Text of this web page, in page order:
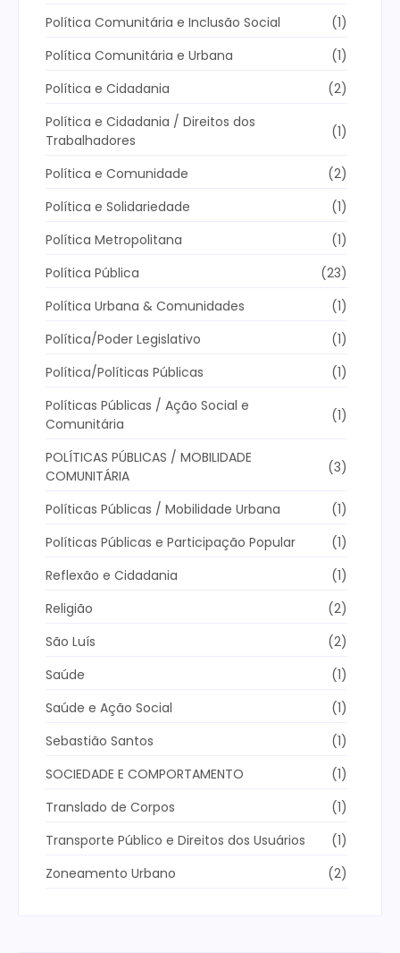
Política Comunitária e Inclusão Social
(1)
Política Comunitária e Urbana
(1)
Política e Cidadania
(2)
Política e Cidadania / Direitos dos
Trabalhadores
(1)
Política e Comunidade
(2)
Política e Solidariedade
(1)
Política Metropolitana
(1)
Política Pública
(23)
Política Urbana & Comunidades
(1)
Política/Poder Legislativo
(1)
Política/Políticas Públicas
(1)
Políticas Públicas / Ação Social e
Comunitária
(1)
POLÍTICAS PÚBLICAS / MOBILIDADE
COMUNITÁRIA
(3)
Políticas Públicas / Mobilidade Urbana
(1)
Políticas Públicas e Participação Popular
(1)
Reflexão e Cidadania
(1)
Religião
(2)
São Luís
(2)
Saúde
(1)
Saúde e Ação Social
(1)
Sebastião Santos
(1)
SOCIEDADE E COMPORTAMENTO
(1)
Translado de Corpos
(1)
Transporte Público e Direitos dos Usuários
(1)
Zoneamento Urbano
(2)